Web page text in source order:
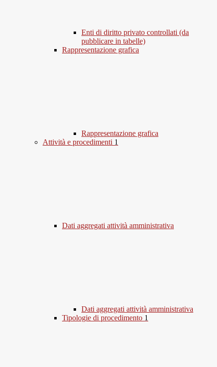
Enti di diritto privato controllati (da
pubblicare in tabelle)
Rappresentazione grafica
Rappresentazione grafica
Attività e procedimenti 1
Dati aggregati attività amministrativa
Dati aggregati attività amministrativa
Tipologie di procedimento 1